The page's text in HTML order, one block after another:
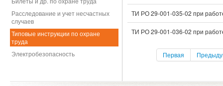
Расследование и учет несчастных
случаев
Типовые инструкции по охране
труда
Электробезопасность
ТИ РО 29-001-035-02 при
ТИ РО 29-001-036-02 при
Первая